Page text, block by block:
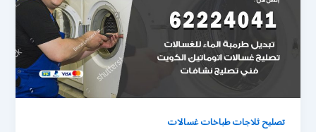
تصليح ثلاجات طباخات غسالات